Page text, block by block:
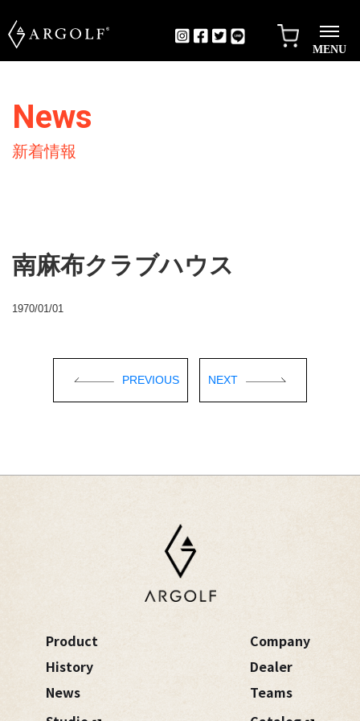
MENU
News
新着情報
南麻布クラブハウス
1970/01/01
PREVIOUS NEXT
Product
History
News
Company
Dealer
Teams